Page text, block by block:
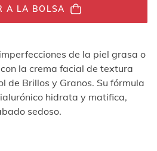
A LA BOLSA
de la piel grasa o
la crema facial de textura
de Brillos y Granos. Su fórmula
hidrata y matifica,
sedoso.